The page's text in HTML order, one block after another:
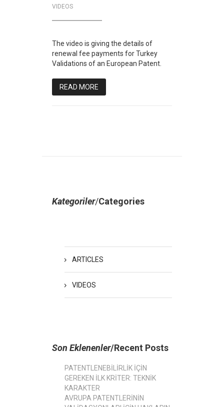
VIDEOS
The video is giving the details of
renewal fee payments for Turkey
Validations of an European Patent.
READ MORE
Kategoriler/Categories
ARTICLES
VIDEOS
Son Eklenenler/Recent Posts
PATENTLENEBİLİRLİK İÇİN
GEREKEN İLK KRİTER: TEKNİK
KARAKTER
AVRUPA PATENTLERİNİN